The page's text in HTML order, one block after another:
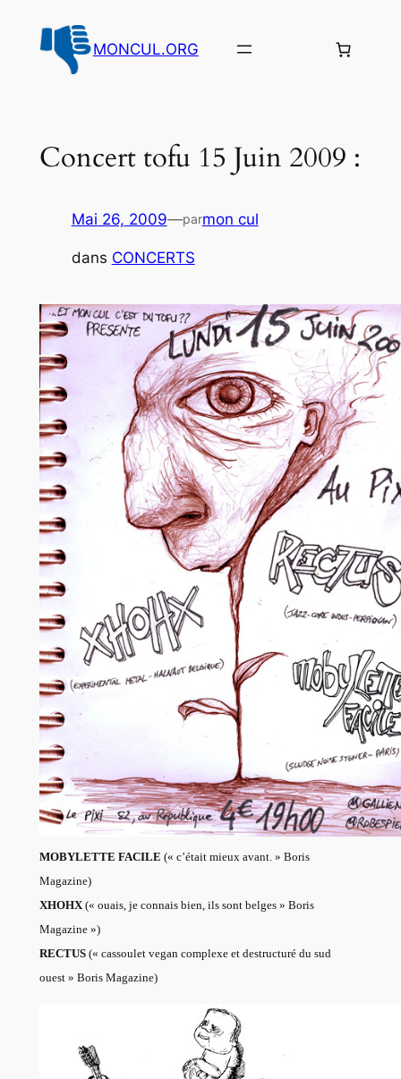
contenu
MONCUL.ORG
Concert tofu 15 Juin 2009 :
Mai 26, 2009—parmon cul
dans CONCERTS
MOBYLETTE FACILE (« c’était mieux avant. » Boris
Magazine)
XHOHX(« ouais, je connais bien, ils sont belges » Boris
Magazine »)
RECTUS(« cassoulet vegan complexe et destructuré du sud
ouest » Boris Magazine)